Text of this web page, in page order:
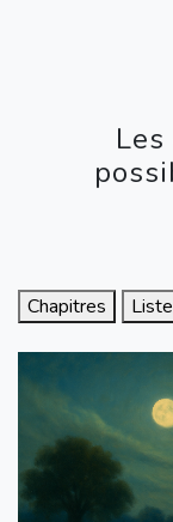
Chapitres Liste